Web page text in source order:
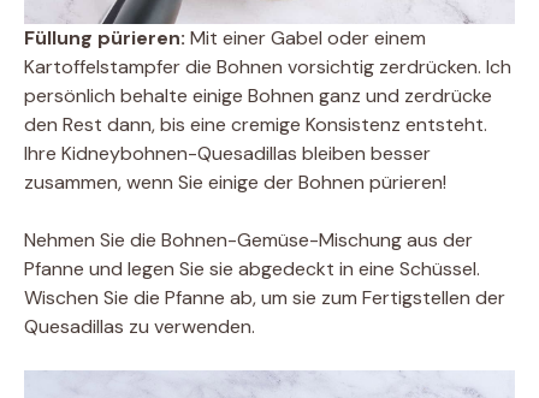
Füllung pürieren: Mit einer Gabel oder einem
Kartoffelstampfer die Bohnen vorsichtig zerdrücken. Ich
persönlich behalte einige Bohnen ganz und zerdrücke
den Rest dann, bis eine cremige Konsistenz entsteht.
Ihre Kidneybohnen-Quesadillas bleiben besser
zusammen, wenn Sie einige der Bohnen pürieren!
Nehmen Sie die Bohnen-Gemüse-Mischung aus der
Pfanne und legen Sie sie abgedeckt in eine Schüssel.
Wischen Sie die Pfanne ab, um sie zum Fertigstellen der
Quesadillas zu verwenden.